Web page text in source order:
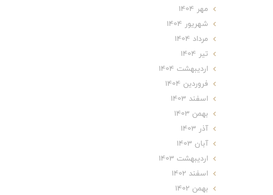
مهر 1404
شهریور 1404
مرداد 1404
تير 1404
ارديبهشت 1404
فروردین 1404
اسفند 1403
بهمن 1403
آذر 1403
آبان 1403
ارديبهشت 1403
اسفند 1402
بهمن 1402